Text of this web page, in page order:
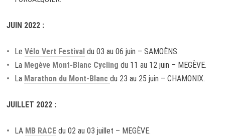
JUIN 2022 :
LeVélo Vert Festival du 03 au 06 juin – SAMOËNS.
La Megève Mont-Blanc Cycling du 11 au 12 juin – MEGÈVE.
La Marathon du Mont-Blanc du 23 au 25 juin – CHAMONIX.
JUILLET 2022 :
LA MB RACE du 02 au 03 juillet – MEGÈVE.